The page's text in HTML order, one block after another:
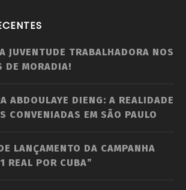
JUVENTUDE TRABALHADORA NOS
DE MORADIA!
ABDOULAYE DIENG: A REALIDADE
CONVENIADAS EM SÃO PAULO
LANÇAMENTO DA CAMPANHA
REAL POR CUBA”